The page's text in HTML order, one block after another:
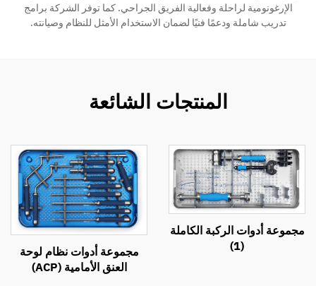
الإرغونومية لراحلة وفعالية الفريق الجراحي. كما توفر الشركة برامج
تدريب شاملة ودعمًا فنيًا لضمان الاستخدام الأمثل للنظام وصيانته.
المنتجات الشائعة
مجموعة أدوات الركبة الكاملة
(1)
مجموعة أدوات نظام لوحة
العنق الأمامية (ACP)